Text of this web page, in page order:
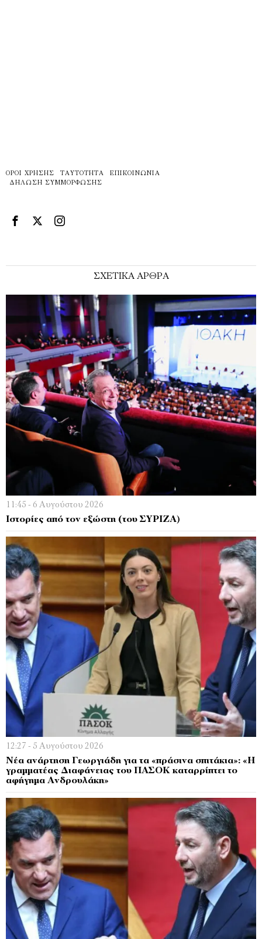
ΌΡΟΙ ΧΡΉΣΗΣ ΤΑΥΤΌΤΗΤΑ
ΕΠΙΚΟΙΝΩΝΊΑ
ΔΉΛΩΣΗ ΣΥΜΜΌΡΦΩΣΗΣ
ΣΧΕΤΙΚΑ ΑΡΘΡΑ
11:45 - 6 Αυγούστου 2026
Ιστορίες από τον εξώστη (του ΣΥΡΙΖΑ)
12:27 - 5 Αυγούστου 2026
Νέα ανάρτηση Γεωργιάδη για τα «πράσινα σπιτάκια»: «Η
γραμματέας Διαφάνειας του ΠΑΣΟΚ καταρρίπτει το
αφήγημα Ανδρουλάκη»